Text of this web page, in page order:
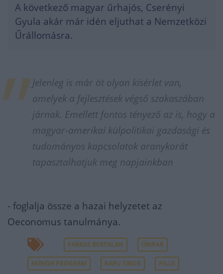
A következő magyar űrhajós, Cserényi
Gyula akár már idén eljuthat a Nemzetközi
Űrállomásra.
Jelenleg is már öt olyan kísérlet van,
amelyek a fejlesztések végső szakaszában
járnak. Emellett fontos tényező az is, hogy a
magyar-amerikai külpolitikai gazdasági és
tudományos kapcsolatok aranykorát
tapasztalhatjuk meg napjainkban
- foglalja össze a hazai helyzetet az
Oeconomus tanulmánya.
FARKAS BERTALAN ŰRIPAR
HUNOR PROGRAM KAPU TIBOR PILLE